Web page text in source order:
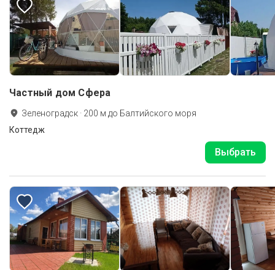
Частный дом Cфера
Зеленоградск · 200 м до Балтийского моря
Коттедж
Выбрать